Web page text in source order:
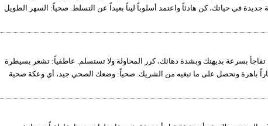
في حياتك، كن هادئاً واعتمد أسلوباً ليناً بعيداً عن التسلط. صحياً: السهر الطويل
تفاجأ بسرعة بديهتك وبشدة دهائك، كرر المحاولة ولا تستسلم. عاطفياً: تشعر بسيطرة
باهرة وتحصل على ما تبغيه من الشريك. صحياً: وضعك الصحي جيد، أي وعكة صحية